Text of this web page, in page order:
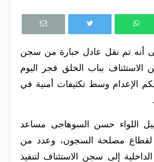
أنه تم نقل عادل حبارة من سجن
بباب الخلق فجر اليوم
حكم الإعدام وسط تكثيفات أمنية في
اللواء حسن السوهاجى مساعد
لقطاع مصلحة السجون، وعدد من
إلى سجن الاستئناف لتنفيذ